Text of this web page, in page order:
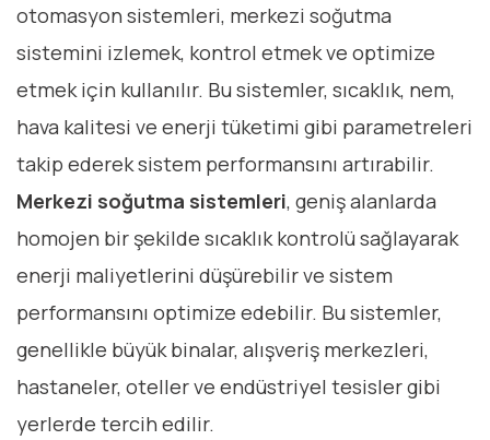
otomasyon sistemleri, merkezi soğutma
sistemini izlemek, kontrol etmek ve optimize
etmek için kullanılır. Bu sistemler, sıcaklık, nem,
hava kalitesi ve enerji tüketimi gibi parametreleri
takip ederek sistem performansını artırabilir.
Merkezi soğutma sistemleri, geniş alanlarda
homojen bir şekilde sıcaklık kontrolü sağlayarak
enerji maliyetlerini düşürebilir ve sistem
performansını optimize edebilir. Bu sistemler,
genellikle büyük binalar, alışveriş merkezleri,
hastaneler, oteller ve endüstriyel tesisler gibi
yerlerde tercih edilir.